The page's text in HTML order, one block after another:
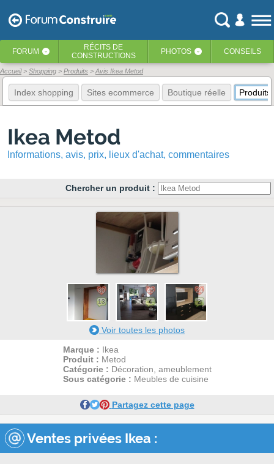
FORUM ‹ RÉCITS DE
CONSTRUCTIONS
PHOTOS ‹ CONSEILS
Accueil Shopping Produits Avis Ikea Metod
Index shopping Sites ecommerce Boutique réelle Produits
Ikea Metod
Informations, avis, prix, lieux d'achat, commentaires
Chercher un produit :
80
13
45
4
24
2
Voir toutes les photos
Marque : Ikea
Produit : Metod
Catégorie : Décoration, ameublement
Sous catégorie : Meubles de cuisine
Partagez cette page
Ventes privées Ikea :